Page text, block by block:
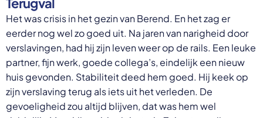
Het was crisis in het gezin van Berend. En het zag er
eerder nog wel zo goed uit. Na jaren van narigheid door
verslavingen, had hij zijn leven weer op de rails. Een leuke
partner, fijn werk, goede collega’s, eindelijk een nieuw
huis gevonden. Stabiliteit deed hem goed. Hij keek op
zijn verslaving terug als iets uit het verleden. De
gevoeligheid zou altijd blijven, dat was hem wel